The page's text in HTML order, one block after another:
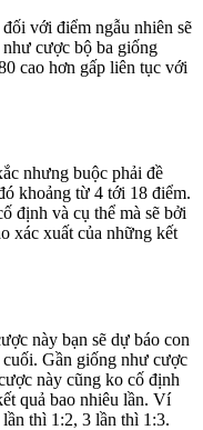
với điểm ngẫu nhiên sẽ
cược bộ ba giống
cao hơn gấp liên tục với
nhưng buộc phải đề
khoảng từ 4 tới 18 điểm.
định và cụ thể mà sẽ bởi
xác xuất của những kết
này bạn sẽ dự báo con
cuối. Gần giống như cược
này cũng ko cố định
quả bao nhiêu lần. Ví
thì 1:2, 3 lần thì 1:3.